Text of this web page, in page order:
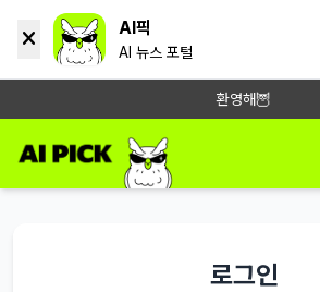
AI픽
AI 뉴스 포털
환영해🦉
로그인